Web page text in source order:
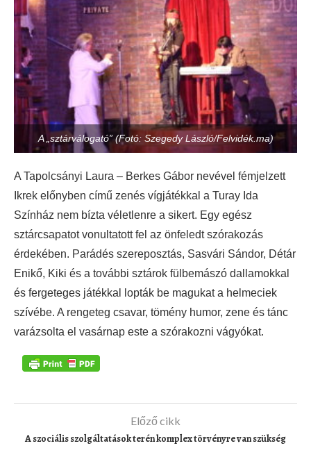
A „sztárválogató” (Fotó: Szegedy László/Felvidék.ma)
A Tapolcsányi Laura – Berkes Gábor nevével fémjelzett
Ikrek előnyben című zenés vígjátékkal a Turay Ida
Színház nem bízta véletlenre a sikert. Egy egész
sztárcsapatot vonultatott fel az önfeledt szórakozás
érdekében. Parádés szereposztás, Sasvári Sándor, Détár
Enikő, Kiki és a további sztárok fülbemászó dallamokkal
és fergeteges játékkal lopták be magukat a helmeciek
szívébe. A rengeteg csavar, tömény humor, zene és tánc
varázsolta el vasárnap este a szórakozni vágyókat.
Előző cikk
A szociális szolgáltatások terén komplex törvényre van szükség